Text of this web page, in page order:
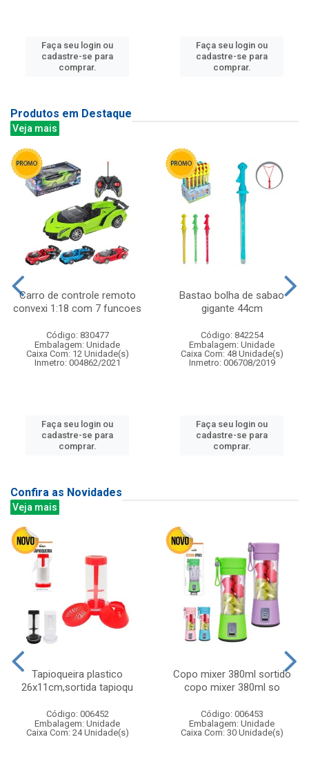
Faça seu login ou
cadastre-se para
comprar.
Faça seu login ou
cadastre-se para
comprar.
Produtos em Destaque
Veja mais
Carro de controle remoto
convexi 1:18 com 7 funcoes
Código: 830477
Embalagem: Unidade
Caixa Com: 12 Unidade(s)
Inmetro: 004862/2021
Faça seu login ou
cadastre-se para
comprar.
Bastao bolha de sabao
gigante 44cm
Código: 842254
Embalagem: Unidade
Caixa Com: 48 Unidade(s)
Inmetro: 006708/2019
Faça seu login ou
cadastre-se para
comprar.
Confira as Novidades
Veja mais
Tapioqueira plastico
26x11cm,sortida tapioqu
Código: 006452
Embalagem: Unidade
Caixa Com: 24 Unidade(s)
Copo mixer 380ml sortido
copo mixer 380ml so
Código: 006453
Embalagem: Unidade
Caixa Com: 30 Unidade(s)